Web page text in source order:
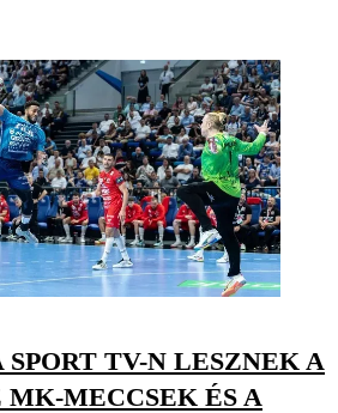
TV-N LESZNEK A
MECCSEK ÉS A